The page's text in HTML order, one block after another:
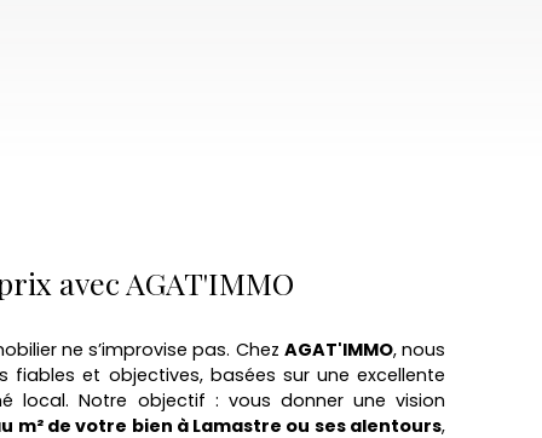
avec AGAT'IMMO
ne s’improvise pas. Chez AGAT'IMMO, nous
fiables et objectives, basées sur une excellente
local. Notre objectif : vous donner une vision
m² de votre bien à Lamastre ou ses alentours,